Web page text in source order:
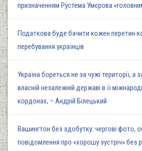
призначенням Рустема Умєрова
Податкова буде бачити кожен перетин
перебування українців
Україна бореться не за чужі території, а
власній незалежній державі в її
кордонах, – Андрій Білецький
Вашингтон без здобутку: чергові фото,
повідомлення про «хорошу зустріч» без